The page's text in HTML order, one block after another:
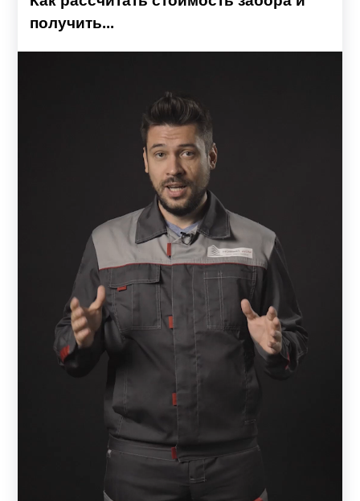
получить...